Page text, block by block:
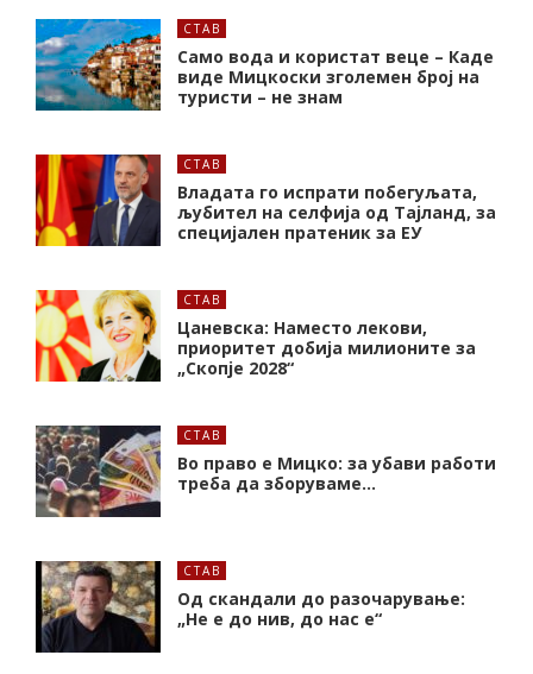
СТАВ
Само вода и користат веце – Каде
виде Мицкоски зголемен број на
туристи – не знам
СТАВ
Владата го испрати побегуљата,
љубител на селфија од Тајланд, за
специјален пратеник за ЕУ
СТАВ
Цаневска: Наместо лекови,
приоритет добија милионите за
„Скопје 2028“
СТАВ
Во право е Мицко: за убави работи
треба да зборуваме…
СТАВ
Од скандали до разочарување:
„Не е до нив, до нас е“